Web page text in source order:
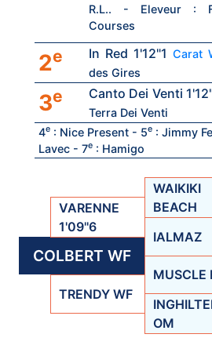
R.L.. - Eleveur :
Courses
2e In Red 1'12"1 Carat
des Gires
3e Canto Dei Venti
Terra Dei Venti
4e : Nice Present - 5e : Jimmy
Lavec - 7e : Hamigo
WAIKIKI
BEACH
VARENNE
1'09''6
IALMAZ
COLBERT WF
MUSCLE
TRENDY WF
OM